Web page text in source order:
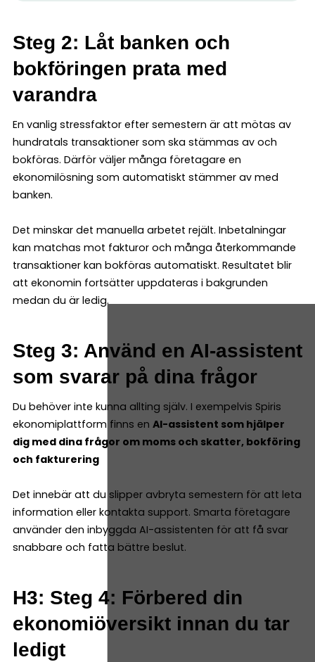
Steg 2: Låt banken och
bokföringen prata med
varandra
En vanlig stressfaktor efter semestern är att mötas av
hundratals transaktioner som ska stämmas av och
bokföras. Därför väljer många företagare en
ekonomilösning som automatiskt stämmer av med
banken.
Det minskar det manuella arbetet rejält. Inbetalningar
kan matchas mot fakturor och många återkommande
transaktioner kan bokföras automatiskt. Resultatet blir
att ekonomin fortsätter uppdateras i bakgrunden
medan du är ledig.
Steg 3: Använd en AI-assistent
som svarar på dina frågor
Du behöver inte kunna allting själv. I exempelvis Spiris
ekonomiplattform finns en AI-assistent som hjälper
dig med dina frågor om moms och skatter, bokföring
och fakturering
Det innebär att du slipper avbryta semestern för att leta
information eller kontakta support. Smarta företagare
använder den inbyggda AI-assistenten för att få svar
snabbare och fatta bättre beslut.
H3: Steg 4: Förbered din
ekonomiöversikt innan du tar
ledigt